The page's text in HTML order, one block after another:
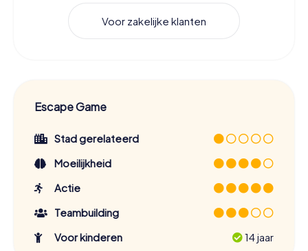
Voor zakelijke klanten
Escape Game
Stad gerelateerd
Moeilijkheid
Actie
Teambuilding
Voor kinderen
14 jaar